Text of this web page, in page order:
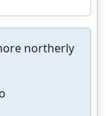
northerly